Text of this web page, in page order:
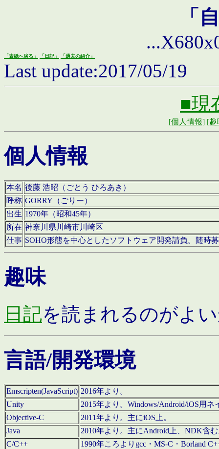
「
「表紙へ戻る」 「日記」 「過去の紹介」
Last update:2017/05/19
■現
[個人情報] [趣
個人情報
本名 後藤 浩昭（ごとう ひろあき）
呼称 GORRY（ごりー）
出生 1970年（昭和45年）
所在 神奈川県川崎市川崎区
仕事 SOHO形態を中心としたソフトウェア開発請負。随時
趣味
日記を読まれるのがよ
言語/開発環境
Emscripten(JavaScript) 2016年より。
Unity
2015年より。Windows/Android/iOS用
Objective-C
2011年より。主にiOS上。
Java
2010年より。主にAndroid上、NDK含
C/C++
1990年ころよりgcc・MS-C・Borland